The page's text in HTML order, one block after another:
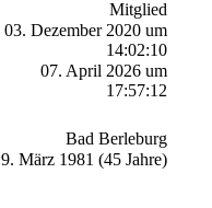
Mitglied
03. Dezember 2020 um
14:02:10
07. April 2026 um
17:57:12
Bad Berleburg
9. März 1981 (45 Jahre)